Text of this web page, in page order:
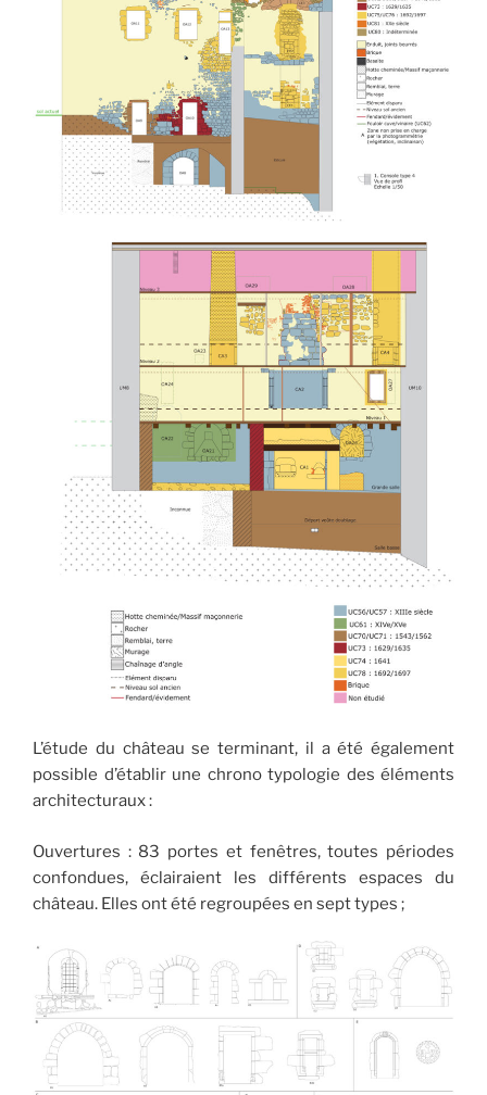
L’étude du château se terminant, il a été également
possible d’établir une chrono typologie des éléments
architecturaux :
Ouvertures : 83 portes et fenêtres, toutes périodes
confondues, éclairaient les différents espaces du
château. Elles ont été regroupées en sept types ;